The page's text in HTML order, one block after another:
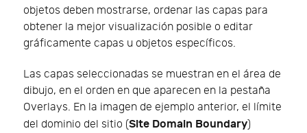
objetos deben mostrarse, ordenar las capas para
obtener la mejor visualización posible o editar
gráficamente capas u objetos específicos.
Las capas seleccionadas se muestran en el área de
dibujo, en el orden en que aparecen en la pestaña
Overlays. En la imagen de ejemplo anterior, el límite
del dominio del sitio (Site Domain Boundary)